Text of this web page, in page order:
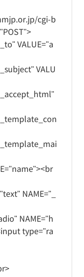
cgi-b
VALUE="a
VALU
NAME="_
NAME="h
type="ra